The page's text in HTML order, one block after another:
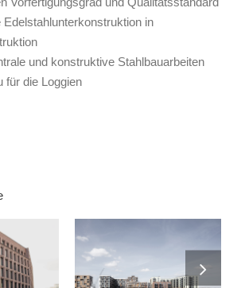
Edelstahlunterkonstruktion in
und konstruktive Stahlbauarbeiten
für die Loggien
CREATIVE BLOCKS